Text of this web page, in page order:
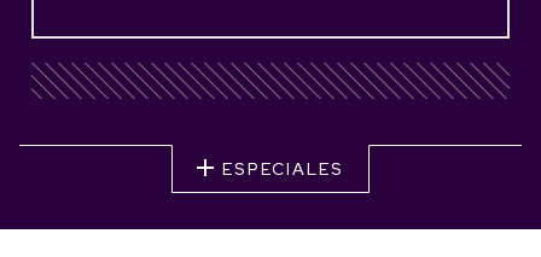
ESPECIALES